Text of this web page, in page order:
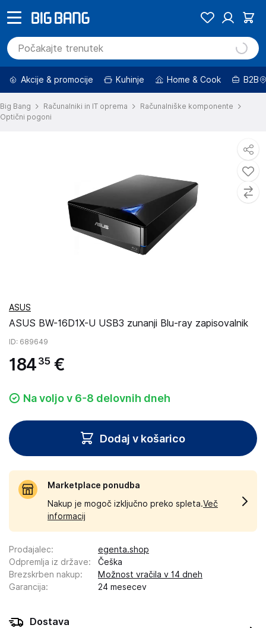
Akcije & promocije Kuhinje Home & Cook B2B
Big Bang Računalniki in IT oprema
Računalniške komponente
Optični pogoni
ASUS
ASUS BW-16D1X-U USB3 zunanji Blu-ray zapisovalnik
ID: 689649
184 35 €
Na voljo v 6-8 delovnih dneh
Dodaj v košarico
Marketplace ponudba
Nakup je mogoč izključno preko spleta.Več
informacij
Prodajalec:
egenta.shop
Odpremlja iz države:
Češka
Brezskrben nakup:
Možnost vračila v 14 dneh
Garancija: 24 mesecev
Dostava